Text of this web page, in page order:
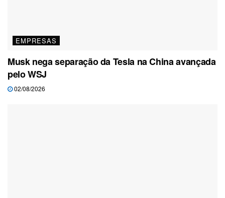
EMPRESAS
Musk nega separação da Tesla na China avançada
pelo WSJ
02/08/2026